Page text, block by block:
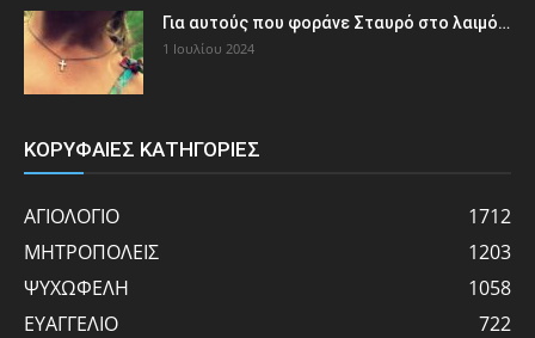
Για αυτούς που φοράνε Σταυρό στο λαιμό…
1 Ιουλίου 2024
ΚΟΡΥΦΑΙΕΣ ΚΑΤΗΓΟΡΙΕΣ
ΑΓΙΟΛΟΓΙΟ
1712
ΜΗΤΡΟΠΟΛΕΙΣ
1203
ΨΥΧΩΦΕΛΗ
1058
ΕΥΑΓΓΕΛΙΟ
722